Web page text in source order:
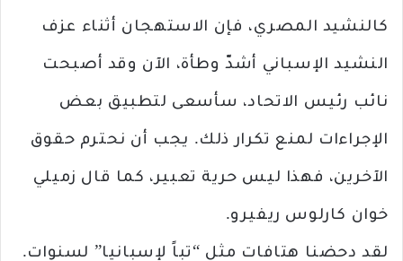
كالنشيد المصري، فإن الاستهجان أثناء عزف
النشيد الإسباني أشدّ وطأة، الآن وقد أصبحت
نائب رئيس الاتحاد، سأسعى لتطبيق بعض
الإجراءات لمنع تكرار ذلك. يجب أن نحترم حقوق
الآخرين، فهذا ليس حرية تعبير، كما قال زميلي
خوان كارلوس ريفيرو.
لقد دحضنا هتافات مثل “تباً لإسبانيا” لسنوات.